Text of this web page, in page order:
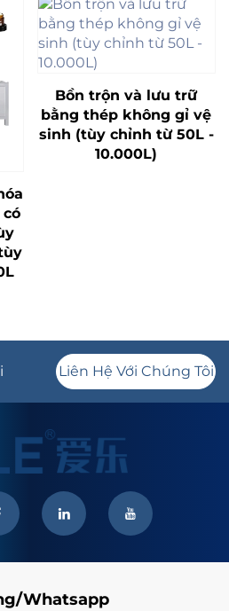
Bồn trộn và lưu trữ
bằng thép không gỉ vệ
sinh (tùy chỉnh từ 50L -
10.000L)
Liên Hệ Với Chúng Tôi
Whatsapp